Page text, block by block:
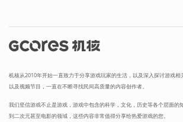
机核从2010年开始一直致力于分享游戏玩家的生活，以及深入探讨游戏
以及视频节目，一直在不断寻找民间高质量的内容创作者。
我们坚信游戏不止是游戏，游戏中包含的科学，文化，历史等各个层面的
到二次元甚至电影的领域，这些内容非常值得分享给热爱游戏的您。